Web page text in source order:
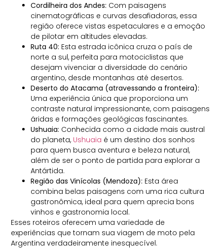
Cordilheira dos Andes: Com paisagens
cinematográficas e curvas desafiadoras, essa
região oferece vistas espetaculares e a emoção
de pilotar em altitudes elevadas.
Ruta 40: Esta estrada icônica cruza o país de
norte a sul, perfeita para motociclistas que
desejam vivenciar a diversidade do cenário
argentino, desde montanhas até desertos.
Deserto do Atacama (atravessando a fronteira):
Uma experiência única que proporciona um
contraste natural impressionante, com paisagens
áridas e formações geológicas fascinantes.
Ushuaia: Conhecida como a cidade mais austral
do planeta, Ushuaia é um destino dos sonhos
para quem busca aventura e beleza natural,
além de ser o ponto de partida para explorar a
Antártida.
Região das Vinícolas (Mendoza): Esta área
combina belas paisagens com uma rica cultura
gastronômica, ideal para quem aprecia bons
vinhos e gastronomia local.
Esses roteiros oferecem uma variedade de
experiências que tornam sua viagem de moto pela
Argentina verdadeiramente inesquecível.